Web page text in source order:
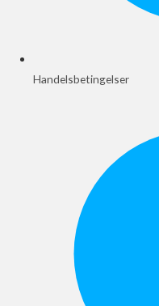
Handelsbetingelser